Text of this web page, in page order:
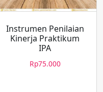
Instrumen Penilaian
Kinerja Praktikum
IPA
Rp75.000